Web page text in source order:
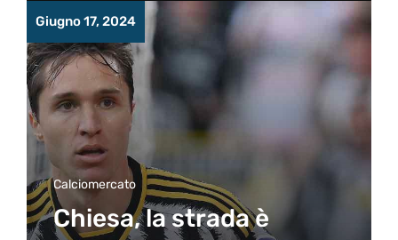
Giugno 17, 2024
Calciomercato
Chiesa, la strada è